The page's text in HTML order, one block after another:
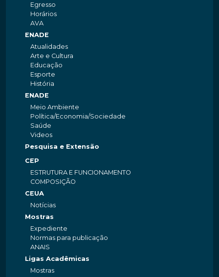
Egresso
Horários
AVA
ENADE
Atualidades
Arte e Cultura
Educação
Esporte
História
ENADE
Meio Ambiente
Política/Economia/Sociedade
Saúde
Videos
Pesquisa e Extensão
CEP
ESTRUTURA E FUNCIONAMENTO
COMPOSIÇÃO
CEUA
Notícias
Mostras
Expediente
Normas para publicação
ANAIS
Ligas Acadêmicas
Mostras